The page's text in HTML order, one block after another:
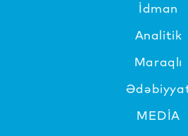
İdman
Analitik
Maraqlı
MEDİA